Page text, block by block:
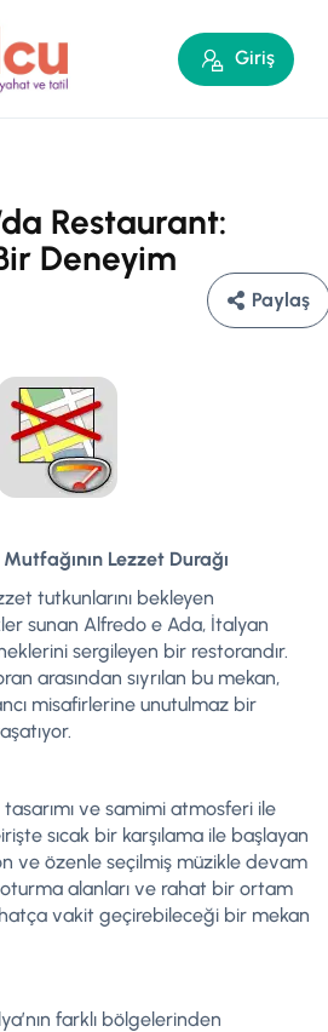
Giriş
Restaurant:
Deneyim
Paylaş
Lezzet Durağı
tutkunlarını bekleyen
sunan Alfredo e Ada, İtalyan
sergileyen bir restorandır.
arasından sıyrılan bu mekan,
misafirlerine unutulmaz bir
ve samimi atmosferi ile
sıcak bir karşılama ile başlayan
ve özenle seçilmiş müzikle devam
alanları ve rahat bir ortam
vakit geçirebileceği bir mekan
farklı bölgelerinden